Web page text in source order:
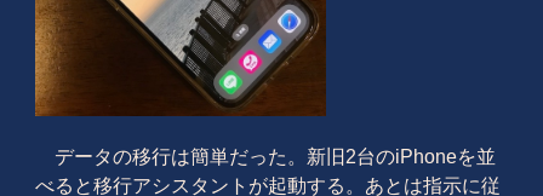
データの移行は簡単だった。新旧2台のiPhoneを並
べると移行アシスタントが起動する。あとは指示に従